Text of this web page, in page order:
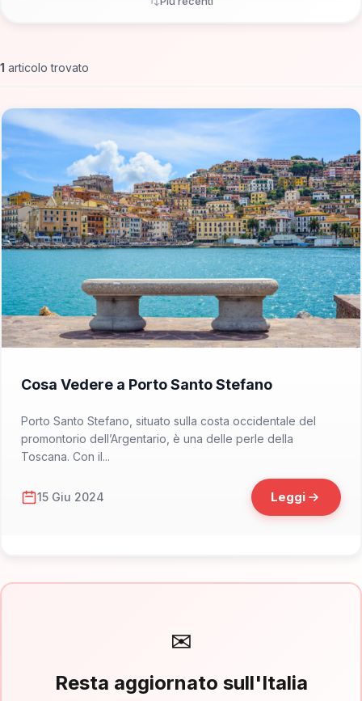
1 articolo trovato
Cosa Vedere a Porto Santo Stefano
Porto Santo Stefano, situato sulla costa occidentale del
promontorio dell’Argentario, è una delle perle della
Toscana. Con il...
15 Giu 2024 Leggi
✉
Resta aggiornato sull'Italia